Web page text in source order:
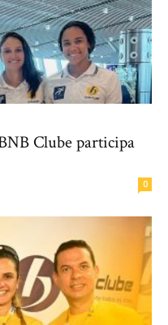
Clube participa
0